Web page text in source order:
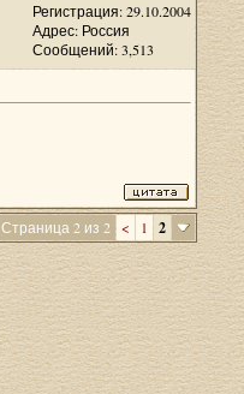
Регистрация: 29.10.2004
Адрес: Россия
Сообщений: 3,513
Страница 2 из 2 < 1 2